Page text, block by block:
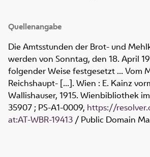
Quellenangabe
Die Amtsstunden der Brot- und
werden von Sonntag, den 18. April
folgender Weise festgesetzt ... Vom
Reichshaupt- [...]. Wien : E. Kainz
Wallishauser, 1915. Wienbibliothek
35907 ; PS-A1-0009, https://
at:AT-WBR-19413 / Public Domain